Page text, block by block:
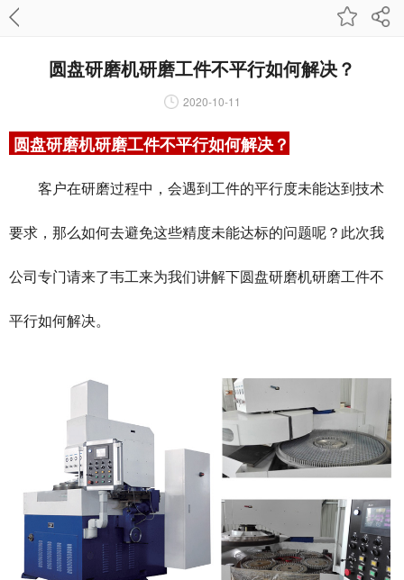
圆盘研磨机研磨工件不平行如何解决？
2020-10-11
圆盘研磨机研磨工件不平行如何解决？
客户在研磨过程中，会遇到工件的平行度未能达到技术
要求，那么如何去避免这些精度未能达标的问题呢？此次我
公司专门请来了韦工来为我们讲解下圆盘研磨机研磨工件不
平行如何解决。